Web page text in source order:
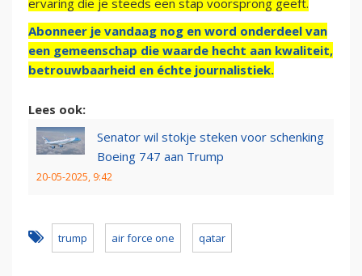
ervaring die je steeds een stap voorsprong geeft.
Abonneer je vandaag nog en word onderdeel van
een gemeenschap die waarde hecht aan kwaliteit,
betrouwbaarheid en échte journalistiek.
Lees ook:
Senator wil stokje steken voor schenking
Boeing 747 aan Trump
20-05-2025, 9:42
trump air force one qatar